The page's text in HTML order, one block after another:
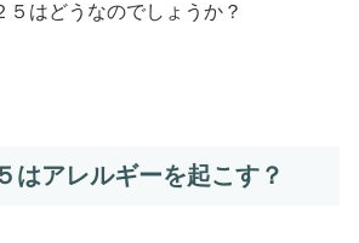
５はどうなのでしょうか？
はアレルギーを起こす？